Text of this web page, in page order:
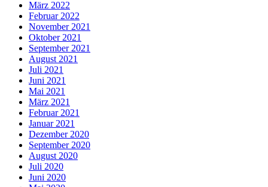
März 2022
Februar 2022
November 2021
Oktober 2021
September 2021
August 2021
Juli 2021
Juni 2021
Mai 2021
März 2021
Februar 2021
Januar 2021
Dezember 2020
September 2020
August 2020
Juli 2020
Juni 2020